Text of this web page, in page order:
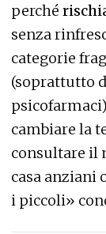
perché
senza
categorie
(soprattutto
cambiare la
consultare il
casa anziani
i piccoli»